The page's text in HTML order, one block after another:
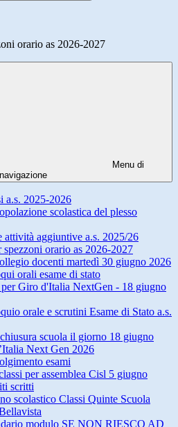
orario as 2026-2027
Menu di
navigazione
a.s. 2025-2026
scolastica del plesso
attività aggiuntive a.s. 2025/26
orario as 2026-2027
docenti martedì 30 giugno 2026
orali esame di stato
Giro d'Italia NextGen - 18 giugno
orale e scrutini Esame di Stato a.s.
scuola il giorno 18 giugno
Next Gen 2026
esami
per assemblea Cisl 5 giugno
scritti
scolastico Classi Quinte Scuola
modulo SE NON RIESCO AD